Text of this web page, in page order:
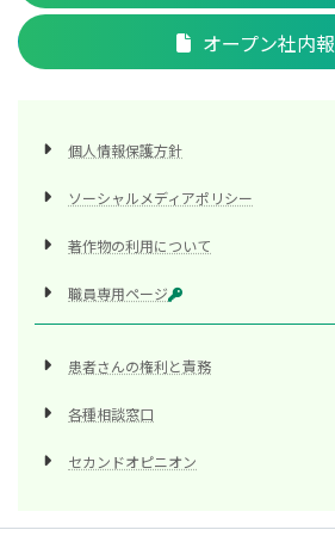
オープン社内報
個人情報保護方針
ソーシャルメディアポリシー
著作物の利用について
職員専用ページ
患者さんの権利と責務
各種相談窓口
セカンドオピニオン